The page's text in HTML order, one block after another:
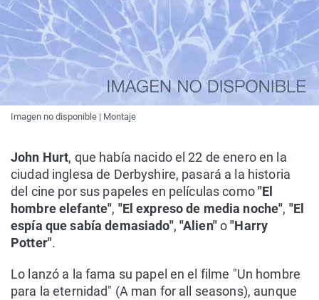
Imagen no disponible | Montaje
John Hurt, que había nacido el 22 de enero en la
ciudad inglesa de Derbyshire, pasará a la historia
del cine por sus papeles en películas como"El
hombre elefante", "El expreso de media noche", "El
espía que sabía demasiado", "Alien"o"Harry
Potter".
Lo lanzó a la fama su papel en el filme "Un hombre
para la eternidad" (A man for all seasons), aunque